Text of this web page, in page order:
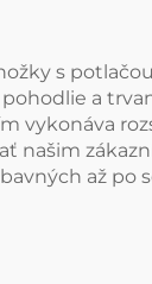
s
a
vykonáva
našim
až